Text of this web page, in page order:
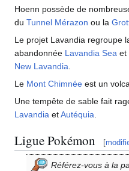
Hoenn possède de
du Tunnel Mérazon ou la
Le projet Lavandia regroupe
abandonnée Lavandia Sea et
New Lavandia
Le Mont Chimnée est un
Une tempête de sable fait
Lavandia etAutéquia
Ligue Pokémon [
Référez-vous à la